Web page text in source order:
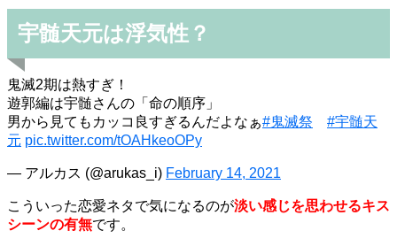
宇髄天元は浮気性？
鬼滅2期は熱すぎ！
遊郭編は宇髄さんの「命の順序」
男から見てもカッコ良すぎるんだよなぁ#鬼滅祭
#宇髄天
元 pic.twitter.com/tOAHkeoOPy
— アルカス (@arukas_i) February 14, 2021
こういった恋愛ネタで気になるのが淡い感じを思わせるキス
シーンの有無です。